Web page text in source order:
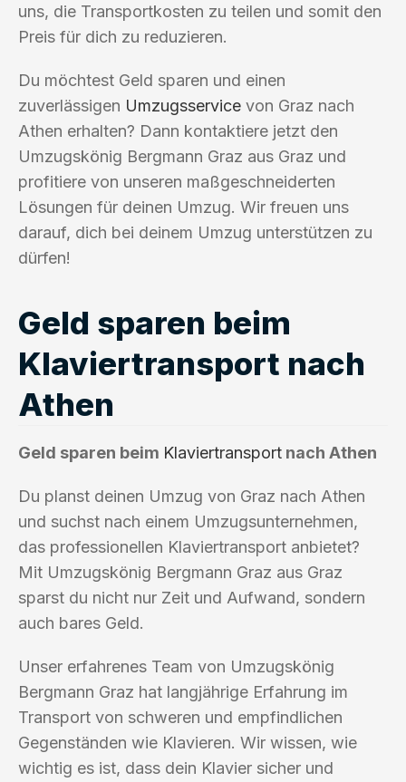
uns, die Transportkosten zu teilen und somit den
Preis für dich zu reduzieren.
Du möchtest Geld sparen und einen
zuverlässigen Umzugsservice von Graz nach
Athen erhalten? Dann kontaktiere jetzt den
Umzugskönig Bergmann Graz aus Graz und
profitiere von unseren maßgeschneiderten
Lösungen für deinen Umzug. Wir freuen uns
darauf, dich bei deinem Umzug unterstützen zu
dürfen!
Geld sparen beim
Klaviertransport nach
Athen
Geld sparen beim Klaviertransport nach Athen
Du planst deinen Umzug von Graz nach Athen
und suchst nach einem Umzugsunternehmen,
das professionellen Klaviertransport anbietet?
Mit Umzugskönig Bergmann Graz aus Graz
sparst du nicht nur Zeit und Aufwand, sondern
auch bares Geld.
Unser erfahrenes Team von Umzugskönig
Bergmann Graz hat langjährige Erfahrung im
Transport von schweren und empfindlichen
Gegenständen wie Klavieren. Wir wissen, wie
wichtig es ist, dass dein Klavier sicher und